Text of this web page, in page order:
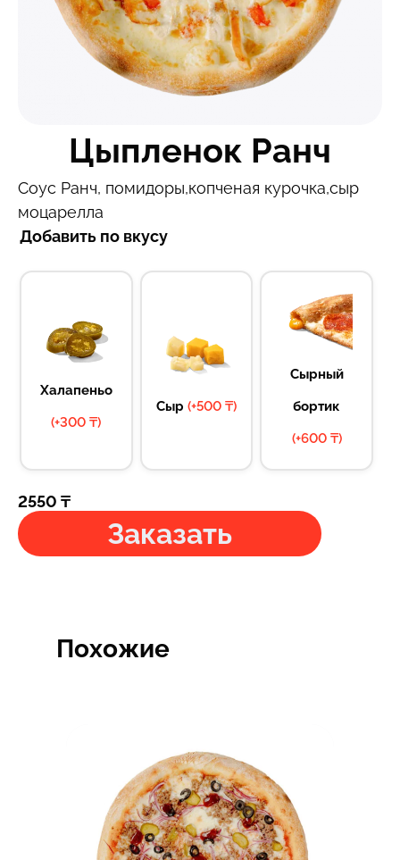
Цыпленок Ранч
Соус Ранч, помидоры,копченая курочка,сыр
моцарелла
Добавить по вкусу
Халапеньо
(+300₸)
Сыр (+500 ₸)
Сырный
бортик
(+600 ₸)
2550 ₸
Заказать
Похожие